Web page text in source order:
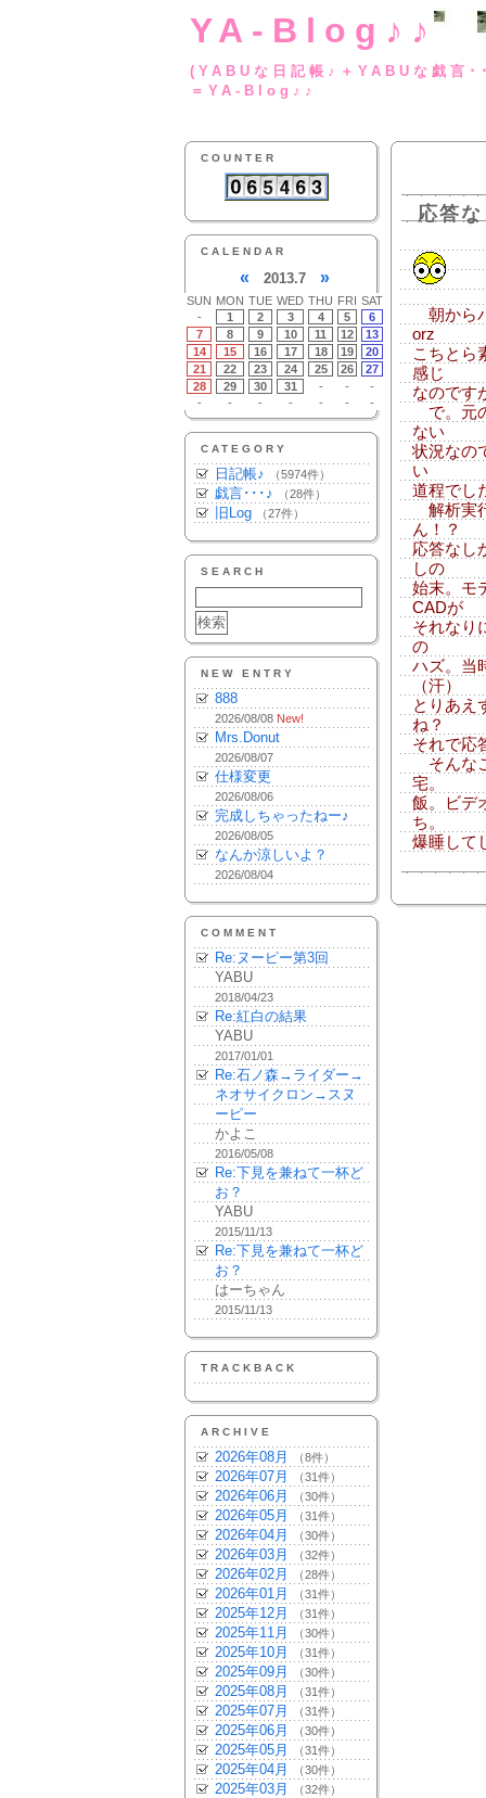
YA-Blog♪♪
(YABUな日記帳♪
＝YA-Blog♪♪
COUNTER
CALENDAR
« 2013.7 »
SUN MON TUE WED THU FRI SAT
-
1 2 3 4 5
6
7
8 9 10 11 12
13
14
15 16 17 18 19
20
21
22 23 24 25 26
27
28
29 30 31 - -
-
-
- - - - - -
CATEGORY
日記帳♪ （5974件）
戯言･･･♪ （28件）
旧Log （27件）
SEARCH
NEW ENTRY
888
2026/08/08 New!
Mrs.Donut
2026/08/07
仕様変更
2026/08/06
完成しちゃったねー♪
2026/08/05
なんか涼しいよ？
2026/08/04
COMMENT
Re:ヌーピー第3回
YABU
2018/04/23
Re:紅白の結果
YABU
2017/01/01
Re:石ノ森→ライダー→
ネオサイクロン→スヌ
ーピー
かよこ
2016/05/08
Re:下見を兼ねて一杯ど
お？
YABU
2015/11/13
Re:下見を兼ねて一杯ど
お？
はーちゃん
2015/11/13
TRACKBACK
ARCHIVE
2026年08月 （8件）
2026年07月 （31件）
2026年06月 （30件）
2026年05月 （31件）
2026年04月 （30件）
2026年03月 （32件）
2026年02月 （28件）
2026年01月 （31件）
2025年12月 （31件）
2025年11月 （30件）
2025年10月 （31件）
2025年09月 （30件）
2025年08月 （31件）
2025年07月 （31件）
2025年06月 （30件）
2025年05月 （31件）
2025年04月 （30件）
2025年03月 （32件）
応答
朝から
orz
こちとら
感じ
なのです
で。元
ない
状況なの
い
道程でし
解析実
ん！？
応答なし
しの
始末。モ
CADが
それなり
の
ハズ。当
（汗）
とりあえ
ね？
それで応
そんな
宅。
飯。ビデ
ち。
爆睡して